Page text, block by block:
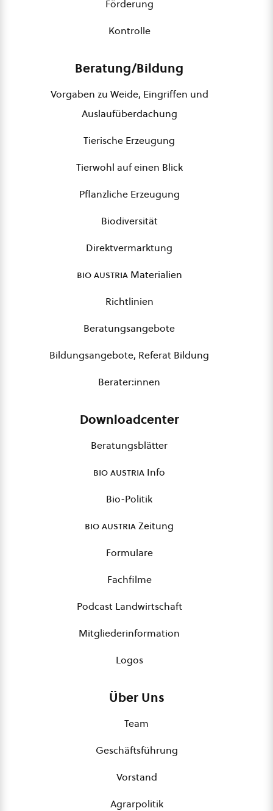
Förderung
Kontrolle
Beratung/Bildung
Vorgaben zu Weide, Eingriffen und
Auslaufüberdachung
Tierische Erzeugung
Tierwohl auf einen Blick
Pflanzliche Erzeugung
Biodiversität
Direktvermarktung
bio austriaMaterialien
Richtlinien
Beratungsangebote
Bildungsangebote, Referat Bildung
Berater:innen
Downloadcenter
Beratungsblätter
bio austria Info
Bio-Politik
bio austriaZeitung
Formulare
Fachfilme
Podcast Landwirtschaft
Mitgliederinformation
Logos
Über Uns
Team
Geschäftsführung
Vorstand
Agrarpolitik